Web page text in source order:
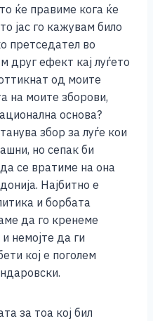
ќе правиме кога ќе
јас го кажувам било
претседател во
друг ефект кај луѓето
од моите
на моите зборови,
основа?
збор за луѓе кои
но сепак би
се вратиме на она
Најбитно е
и борбата
да го кренеме
немојте да ги
кој е поголем
за тоа кој бил